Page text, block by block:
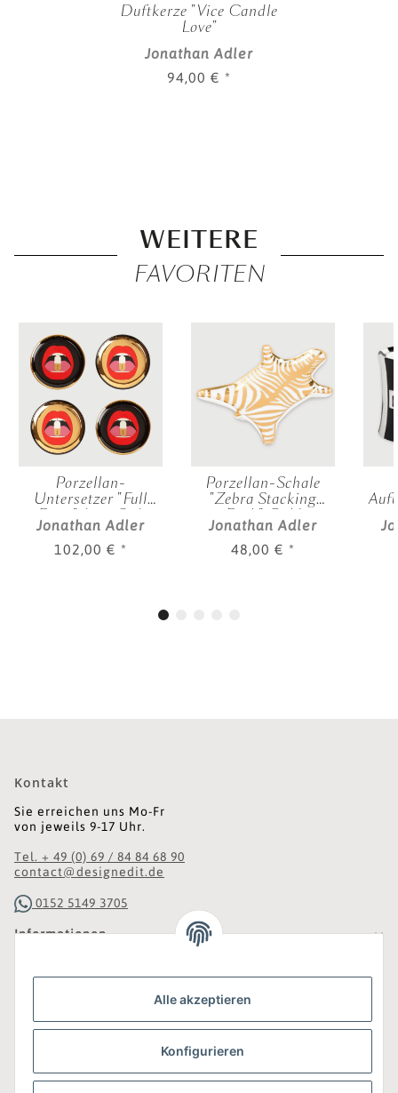
Alle akzeptieren
Konfigurieren
Duftkerze "Vice Candle
Love"
Jonathan Adler
94,00 € *
WEITERE
FAVORITEN
Porzellan-
Untersetzer "Full
Dose" (4er-Set)
Jonathan Adler
102,00 € *
Porzellan-Schale
"Zebra Stacking
Dish" Gold
Jonathan Adler
48,00 € *
Kontakt
Sie erreichen uns Mo-Fr
von jeweils 9-17 Uhr.
Tel. + 49 (0) 69 / 84 84 68 90
contact@designedit.de
0152 5149 3705
Informationen
Gesetzliche Informationen
Was ist DesignEdit_?
Eine Online-Boutique für individuelles Design.
Ausgewählte Designer-Möbel und Accessoires, neue und